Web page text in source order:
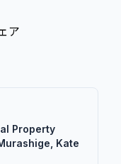
ア
Property
Kate